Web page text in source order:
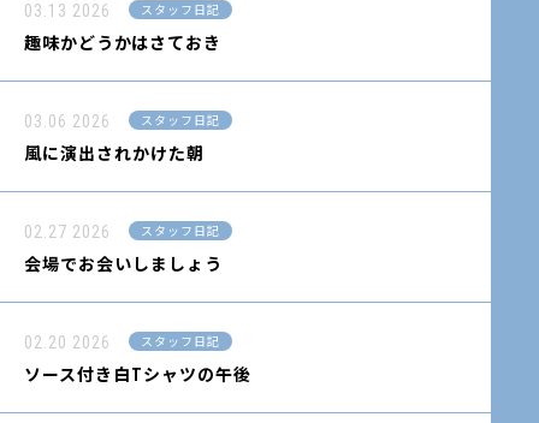
03.13 2026 スタッフ日記
趣味かどうかはさておき
03.06 2026 スタッフ日記
風に演出されかけた朝
02.27 2026 スタッフ日記
会場でお会いしましょう
02.20 2026 スタッフ日記
ソース付き白Tシャツの午後